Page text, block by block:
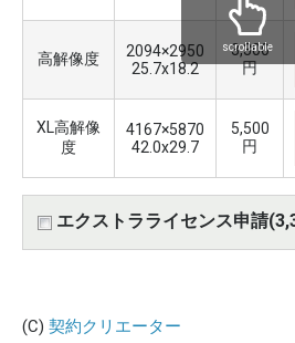
高解像度
2094×2950
25.7x18.2
3,300
円
XL高解像
度
4167×5870
42.0x29.7
5,500
円
エクストラライセンス申請
scrollable
(C) 契約クリエーター